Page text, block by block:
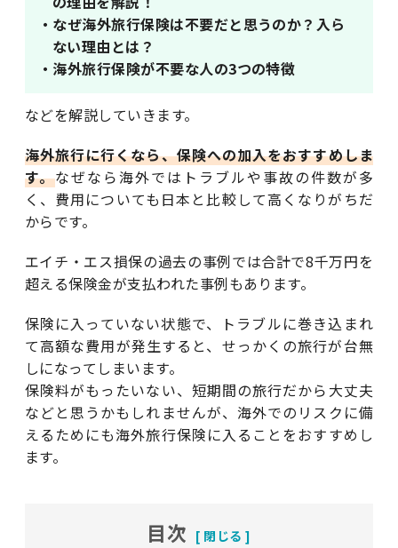
・なぜ海外旅行保険は不要だと思うのか？入ら
ない理由とは？
・海外旅行保険が不要な人の3つの特徴
などを解説していきます。
海外旅行に行くなら、保険への加入をおすすめしま
す。なぜなら海外ではトラブルや事故の件数が多
く、費用についても日本と比較して高くなりがちだ
からです。
エイチ・エス損保の過去の事例では合計で8千万円を
超える保険金が支払われた事例もあります。
保険に入っていない状態で、トラブルに巻き込まれ
て高額な費用が発生すると、せっかくの旅行が台無
しになってしまいます。
保険料がもったいない、短期間の旅行だから大丈夫
などと思うかもしれませんが、海外でのリスクに備
えるためにも海外旅行保険に入ることをおすすめし
ます。
目次